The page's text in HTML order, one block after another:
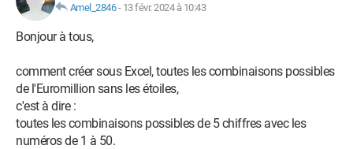
Amel_2846- 13 févr. 2024 à 10:43
Bonjour à tous,
comment créer sous Excel, toutes les combinaisons possibles
de l'Euromillion sans les étoiles,
c'est à dire :
toutes les combinaisons possibles de 5 chiffres avec les
numéros de 1 à 50.